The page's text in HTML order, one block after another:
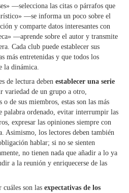
—selecciona las citas o párrafos que
—se informa un poco sobre el
y comparte datos interesantes con
—aprende sobre el autor y transmite
Cada club puede establecer sus
más entretenidas y que todos los
la dinámica.
de lectura deben establecer una serie
variedad de un grupo a otro,
o de sus miembros, estas son las más
palabra ordenado, evitar interrumpir las
expresar las opiniones siempre con
Asimismo, los lectores deben también
hablar; si no se sienten
no tienen nada que añadir a lo ya
a la reunión y enriquecerse de las
cuáles son las expectativas de los